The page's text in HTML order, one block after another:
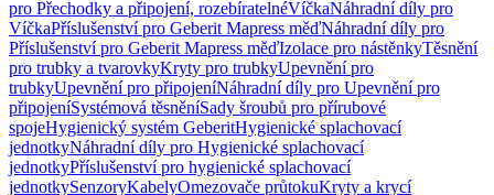
pro Přechodky a připojení, rozebíratelnéVíčkaNáhradní díly pro
VíčkaPříslušenství pro Geberit Mapress měďNáhradní díly pro
Příslušenství pro Geberit Mapress měďIzolace pro nástěnkyTěsnění
pro trubky a tvarovkyKryty pro trubkyUpevnění pro
trubkyUpevnění pro připojeníNáhradní díly pro Upevnění pro
připojeníSystémová těsněníSady šroubů pro přírubové
spojeHygienický systém GeberitHygienické splachovací
jednotkyNáhradní díly pro Hygienické splachovací
jednotkyPříslušenství pro hygienické splachovací
jednotkySenzoryKabelyOmezovače průtokuKryty a krycí